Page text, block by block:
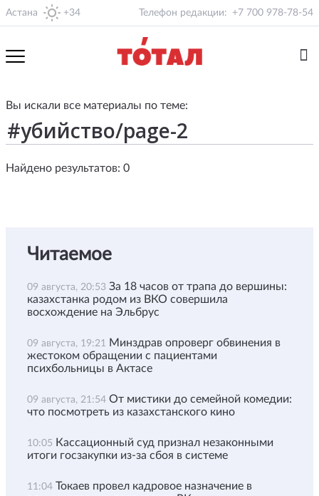
Астана +34 Телефон редакции: +7 700 978-78-54
Вы искали все материалы по теме:
Найдено результатов: 0
Читаемое
09 августа, 20:53 За 18 часов от трапа до вершины:
казахстанка родом из ВКО совершила
восхождение на Эльбрус
09 августа, 19:21 Минздрав опроверг обвинения в
жестоком обращении с пациентами
психбольницы в Актасе
09 августа, 21:54 От мистики до семейной комедии:
что посмотреть из казахстанского кино
10:05 Кассационный суд признал незаконными
итоги госзакупки из-за сбоя в системе
11:04 Токаев провел кадровое назначение в